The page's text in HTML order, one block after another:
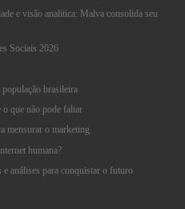
e visão analítica: Malva consolida seu
Sociais 2026
brasileira
que não pode faltar
mensurar o marketing
humana?
análises para conquistar o futuro